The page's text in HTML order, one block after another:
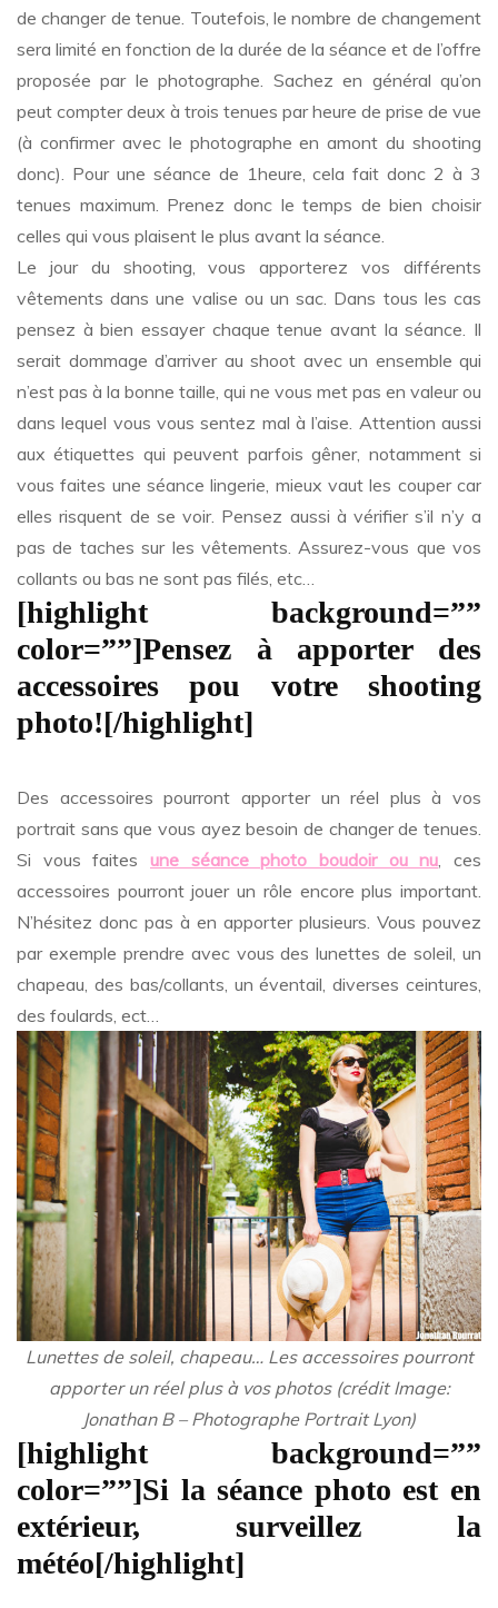
de changer de tenue. Toutefois, le nombre de changement
sera limité en fonction de la durée de la séance et de l’offre
proposée par le photographe. Sachez en général qu’on
peut compter deux à trois tenues par heure de prise de vue
(à confirmer avec le photographe en amont du shooting
donc). Pour une séance de 1heure, cela fait donc 2 à 3
tenues maximum. Prenez donc le temps de bien choisir
celles qui vous plaisent le plus avant la séance.
Le jour du shooting, vous apporterez vos différents
vêtements dans une valise ou un sac. Dans tous les cas
pensez à bien essayer chaque tenue avant la séance. Il
serait dommage d’arriver au shoot avec un ensemble qui
n’est pas à la bonne taille, qui ne vous met pas en valeur ou
dans lequel vous vous sentez mal à l’aise. Attention aussi
aux étiquettes qui peuvent parfois gêner, notamment si
vous faites une séance lingerie, mieux vaut les couper car
elles risquent de se voir. Pensez aussi à vérifier s’il n’y a
pas de taches sur les vêtements. Assurez-vous que vos
collants ou bas ne sont pas filés, etc…
[highlight background=””
color=””]Pensez à apporter des
accessoires pou votre shooting
photo![/highlight]
Des accessoires pourront apporter un réel plus à vos
portrait sans que vous ayez besoin de changer de tenues.
Si vous faites une séance photo boudoir ou nu, ces
accessoires pourront jouer un rôle encore plus important.
N’hésitez donc pas à en apporter plusieurs. Vous pouvez
par exemple prendre avec vous des lunettes de soleil, un
chapeau, des bas/collants, un éventail, diverses ceintures,
des foulards, ect…
Lunettes de soleil, chapeau… Les accessoires pourront
apporter un réel plus à vos photos (crédit Image:
Jonathan B – Photographe Portrait Lyon)
[highlight background=””
color=””]Si la séance photo est en
extérieur, surveillez la
météo[/highlight]